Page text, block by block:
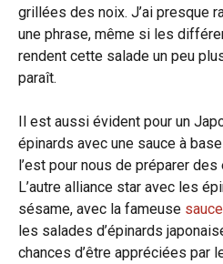
grillées des noix. J’ai presque
une phrase, même si les
rendent cette salade un peu
paraît.
Il est aussi évident pour un
épinards avec une sauce à
l’est pour nous de préparer
L’autre alliance star avec les
sésame, avec la fameuse
les salades d’épinards
chances d’être appréciées par